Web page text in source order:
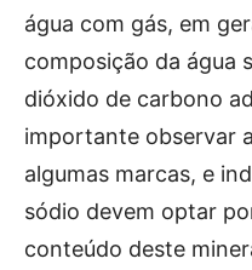
água com gás, em
composição da água
dióxido de carbono
importante observar
algumas marcas, e
sódio devem optar
conteúdo deste